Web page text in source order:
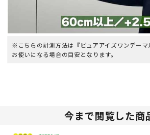
※こちらの計測方法は『ピュアアイズワンデーマ
お使いになる場合の目安となります。
今まで閲覧した商